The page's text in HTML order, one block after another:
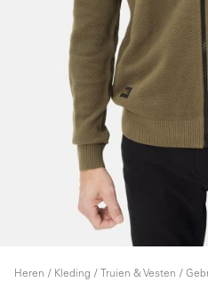
Heren Kleding Truien & Vesten